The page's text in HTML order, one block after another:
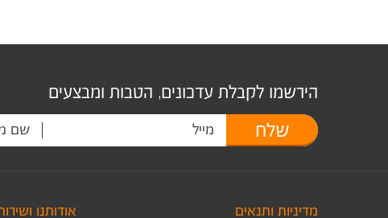
הירשמו לקבלת עדכונים, הטבות ומבצעים
שלח
אודותנו מדיניות ותנאים